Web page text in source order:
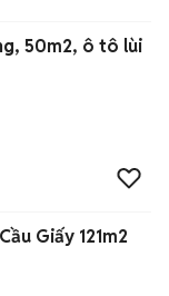
50m2, ô tô lùi
Giấy 121m2